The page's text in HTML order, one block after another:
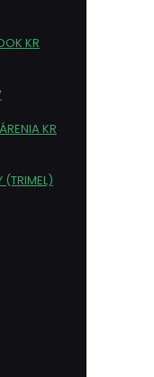
KR
KR
(TRIMEL)